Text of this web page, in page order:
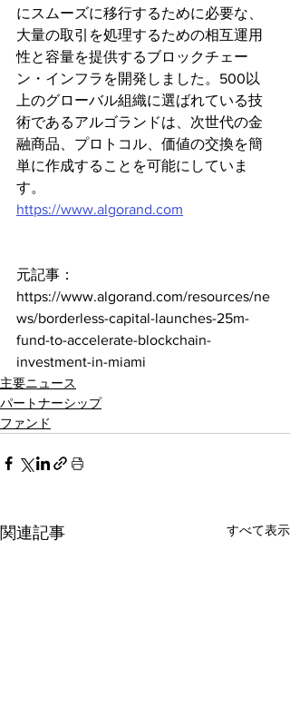
にスムーズに移行するために必要な、
大量の取引を処理するための相互運用
性と容量を提供するブロックチェー
ン・インフラを開発しました。500以
上のグローバル組織に選ばれている技
術であるアルゴランドは、次世代の金
融商品、プロトコル、価値の交換を簡
単に作成することを可能にしていま
す。
https://www.algorand.com
元記事：
https://www.algorand.com/resources/ne
ws/borderless-capital-launches-25m-
fund-to-accelerate-blockchain-
investment-in-miami
主要ニュース
パートナーシップ
ファンド
関連記事 すべて表示